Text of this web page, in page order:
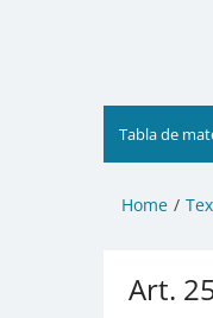
Tabla de
Home
Art.